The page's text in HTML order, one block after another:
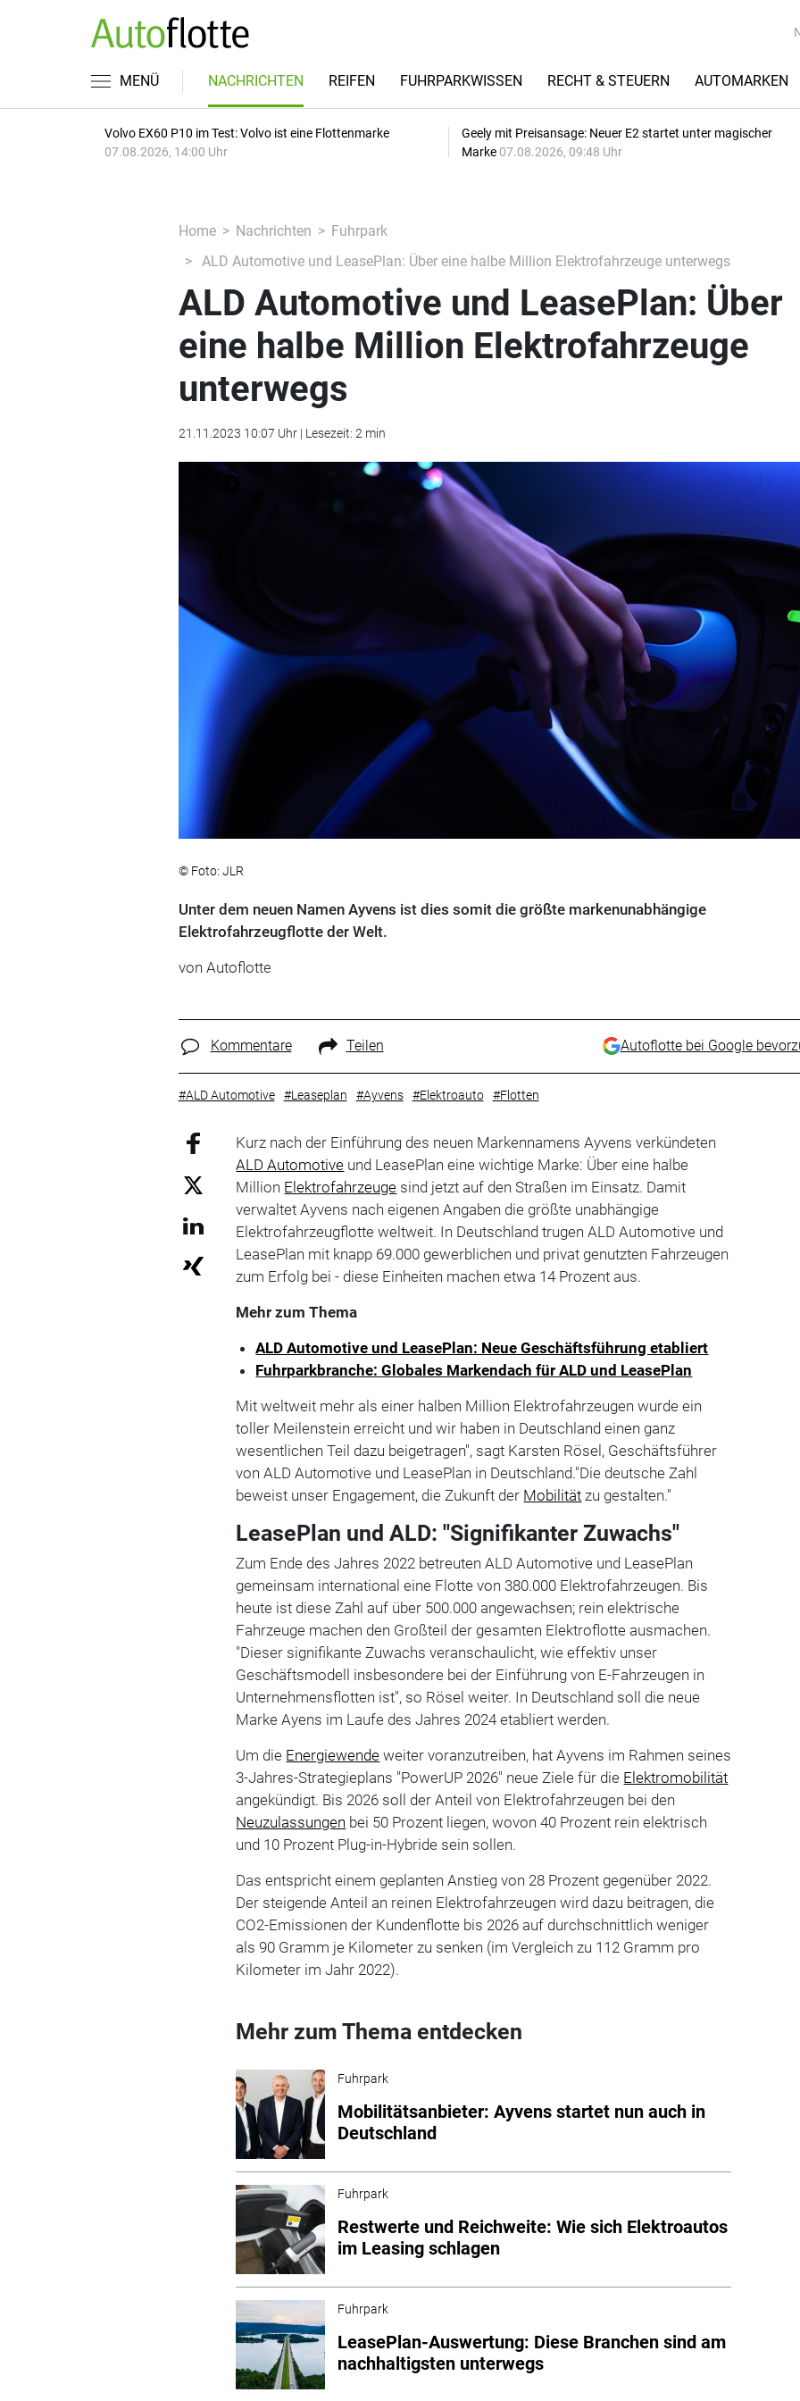
MENÜ NACHRICHTEN REIFEN FUHRPARKWISSEN RECHT & STEUERN AUTOMARKEN
Volvo EX60 P10 im Test: Volvo ist eine Flottenmarke
07.08.2026, 14:00 Uhr
Geely mit Preisansage: Neuer E2 startet unter magischer
Marke 07.08.2026, 09:48 Uhr
Home Nachrichten
Fuhrpark
ALD Automotive und LeasePlan: Über eine halbe Million Elektrofahrzeuge unterwegs
ALD Automotive und LeasePlan: Über
eine halbe Million Elektrofahrzeuge
unterwegs
21.11.2023 10:07 Uhr | Lesezeit: 2 min
© Foto: JLR
Unter dem neuen Namen Ayvens ist dies somit die größte markenunabhängige
Elektrofahrzeugflotte der Welt.
von Autoflotte
Kommentare Teilen Autoflotte bei Google
#ALD Automotive #Leaseplan #Ayvens #Elektroauto #Flotten
Kurz nach der Einführung des neuen Markennamens Ayvens verkündeten
ALD Automotive und LeasePlan eine wichtige Marke: Über eine halbe
Million Elektrofahrzeuge sind jetzt auf den Straßen im Einsatz. Damit
verwaltet Ayvens nach eigenen Angaben die größte unabhängige
Elektrofahrzeugflotte weltweit. In Deutschland trugen ALD Automotive und
LeasePlan mit knapp 69.000 gewerblichen und privat genutzten Fahrzeugen
zum Erfolg bei - diese Einheiten machen etwa 14 Prozent aus.
Mehr zum Thema
ALD Automotive und LeasePlan: Neue Geschäftsführung etabliert
Fuhrparkbranche: Globales Markendach für ALD und LeasePlan
Mit weltweit mehr als einer halben Million Elektrofahrzeugen wurde ein
toller Meilenstein erreicht und wir haben in Deutschland einen ganz
wesentlichen Teil dazu beigetragen", sagt Karsten Rösel, Geschäftsführer
von ALD Automotive und LeasePlan in Deutschland."Die deutsche Zahl
beweist unser Engagement, die Zukunft der Mobilität zu gestalten."
LeasePlan und ALD: "Signifikanter Zuwachs"
Zum Ende des Jahres 2022 betreuten ALD Automotive und LeasePlan
gemeinsam international eine Flotte von 380.000 Elektrofahrzeugen. Bis
heute ist diese Zahl auf über 500.000 angewachsen; rein elektrische
Fahrzeuge machen den Großteil der gesamten Elektroflotte ausmachen.
"Dieser signifikante Zuwachs veranschaulicht, wie effektiv unser
Geschäftsmodell insbesondere bei der Einführung von E-Fahrzeugen in
Unternehmensflotten ist", so Rösel weiter. In Deutschland soll die neue
Marke Ayens im Laufe des Jahres 2024 etabliert werden.
Um die Energiewende weiter voranzutreiben, hat Ayvens im Rahmen seines
3-Jahres-Strategieplans "PowerUP 2026" neue Ziele für die Elektromobilität
angekündigt. Bis 2026 soll der Anteil von Elektrofahrzeugen bei den
Neuzulassungen bei 50 Prozent liegen, wovon 40 Prozent rein elektrisch
und 10 Prozent Plug-in-Hybride sein sollen.
Das entspricht einem geplanten Anstieg von 28 Prozent gegenüber 2022.
Der steigende Anteil an reinen Elektrofahrzeugen wird dazu beitragen, die
CO2-Emissionen der Kundenflotte bis 2026 auf durchschnittlich weniger
als 90 Gramm je Kilometer zu senken (im Vergleich zu 112 Gramm pro
Kilometer im Jahr 2022).
Mehr zum Thema entdecken
Fuhrpark
Mobilitätsanbieter: Ayvens startet nun auch in
Deutschland
Fuhrpark
Restwerte und Reichweite: Wie sich Elektroautos
im Leasing schlagen
Fuhrpark
LeasePlan-Auswertung: Diese Branchen sind am
nachhaltigsten unterwegs